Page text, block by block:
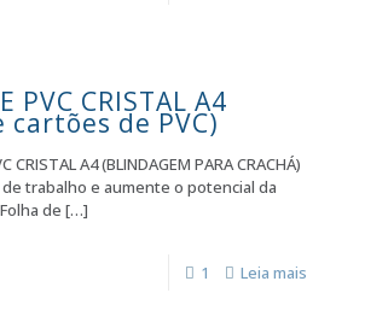
PVC CRISTAL A4
cartões de PVC)
CRISTAL A4 (BLINDAGEM PARA CRACHÁ)
trabalho e aumente o potencial da
de […]
1 Leia mais